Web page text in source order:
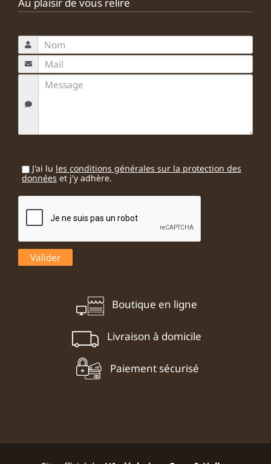
J'ai lu les conditions générales sur la protection des
données et j'y adhère.
Boutique en ligne
Livraison à domicile
Paiement sécurisé